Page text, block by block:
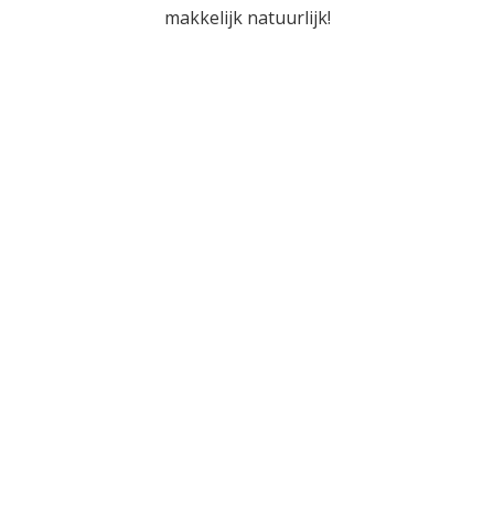
makkelijk natuurlijk!